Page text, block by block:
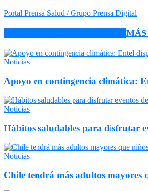
Portal Prensa Salud / Grupo Prensa Digital
MÁS
Noticias
Apoyo en contingencia climática:
Noticias
Hábitos saludables para disfrutar
Noticias
Chile tendrá más adultos mayores